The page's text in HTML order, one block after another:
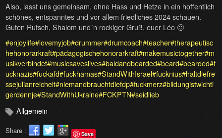
Also, lasst uns gemeinsam, ohne Hass und Hetze in ein hoffentlich
schönes, entspanntes und vor allem friedliches 2024 schauen.
Guten Rutsch, Shalom und´n rockiger Gruß, euer Léo 🙂
#enjoylife#lovemyjob#drummer#drumcoach#teacher#therapeutisc
hehonorarkraft#pädagogischehonorarkraft#makemusictogether#m
usikverbindet#musicsaveslives#baldandbearded#beard#bearded#f
ucknazis#fuckafd#fuckhamas#StandWithIsrael#fucknius#haltdiefre
ssejulianreichelt#niemandbrauchtdiefdp#fuckmerz#bildungistwichti
gerdennje#StandWithUkraine#FCKPTN#seidlieb
Allgemein
Share : Save